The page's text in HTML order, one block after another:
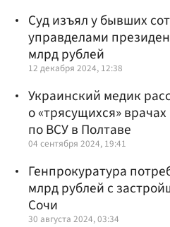
Суд изъял у бывших
управделами
млрд рублей
12 декабря 2024, 12:38
Украинский медик
о «трясущихся»
по ВСУ в Полтаве
04 сентября 2024, 19:41
Генпрокуратура
млрд рублей с
Сочи
30 августа 2024, 03:34